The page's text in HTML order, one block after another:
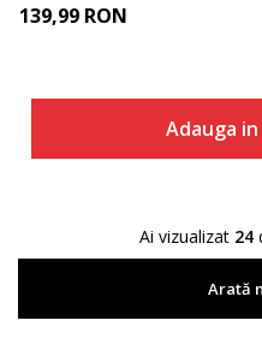
139,99 RON
Adauga in
Ai vizualizat 24
Arată